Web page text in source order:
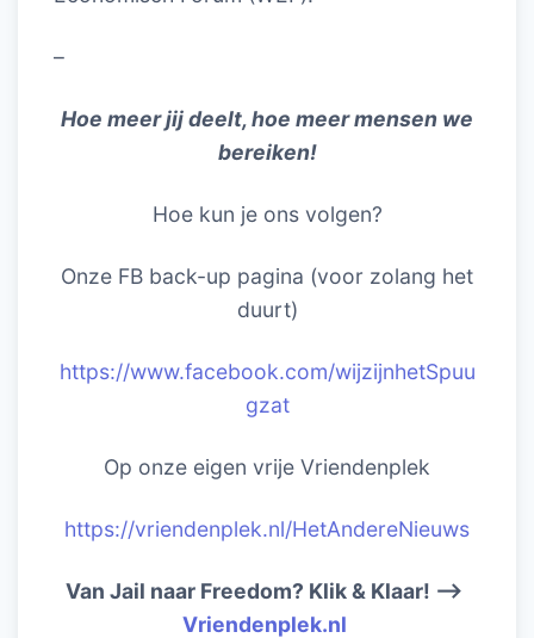
–
Hoe meer jij deelt, hoe meer mensen we
bereiken!
Hoe kun je ons volgen?
Onze FB back-up pagina (voor zolang het
duurt)
https://www.facebook.com/wijzijnhetSpuu
gzat
Op onze eigen vrije Vriendenplek
https://vriendenplek.nl/HetAndereNieuws
Van Jail naar Freedom? Klik & Klaar! –>
Vriendenplek.nl